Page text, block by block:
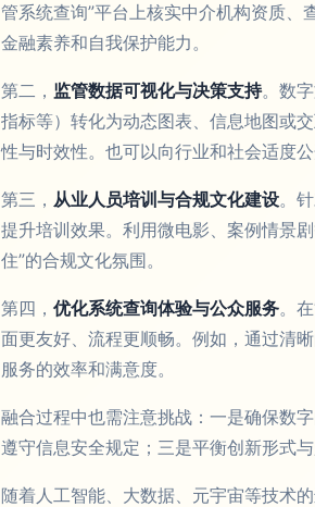
管系统查询”平台上核实中介机构资质
金融素养和自我保护能力。
第二， 监管数据可视化与决策支持。数
指标等）转化为动态图表、信息地图或
性与时效性。也可以向行业和社会适度
第三， 从业人员培训与合规文化建设。
提升培训效果。利用微电影、案例情景
住”的合规文化氛围。
第四， 优化系统查询体验与公众服务。
面更友好、流程更顺畅。例如，通过清
服务的效率和满意度。
融合过程中也需注意挑战：一是确保数
遵守信息安全规定；三是平衡创新形式
随着人工智能、大数据、元宇宙等技术